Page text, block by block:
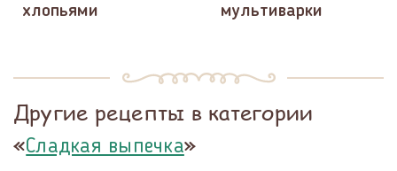
хлопьями
мультиварки
Другие рецепты в категории
«Сладкая выпечка»